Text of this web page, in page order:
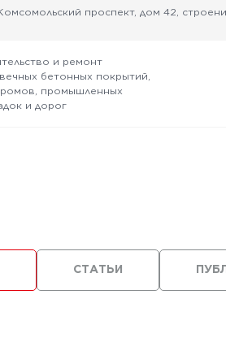
проспект, дом 42,
и ремонт
бетонных покрытий,
промышленных
и дорог
СТАТЬИ